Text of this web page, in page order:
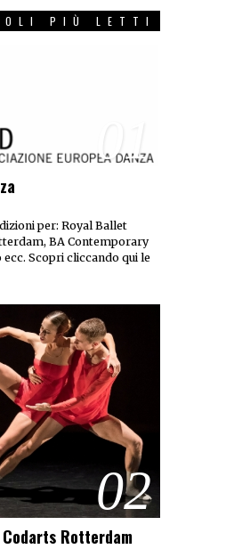
PIÙ LETTI
01
per: Royal Ballet
BA Contemporary
Scopri cliccando qui le
02
Rotterdam